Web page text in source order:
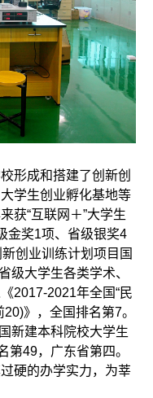
形成和搭建了创新创
学生创业孵化基地等
获“互联网＋”大学生
金奖1项、省级银奖4
创业训练计划项目国
级大学生各类学术、
2017-2021年全国“民
》，全国排名第7。
新建本科院校大学生
第49，广东省第四。
硬的办学实力，为莘